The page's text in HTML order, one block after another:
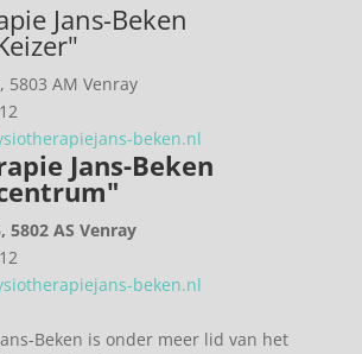
Jans-Beken
5803 AM Venray
beken.nl
Jans-Beken
5802 AS Venray
beken.nl
Beken is onder meer lid van het